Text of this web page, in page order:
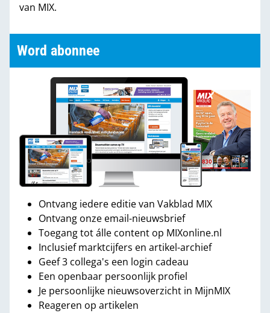
van MIX.
Word abonnee
Ontvang iedere editie van Vakblad MIX
Ontvang onze email-nieuwsbrief
Toegang tot álle content op MIXonline.nl
Inclusief marktcijfers en artikel-archief
Geef 3 collega's een login cadeau
Een openbaar persoonlijk profiel
Je persoonlijke nieuwsoverzicht in MijnMIX
Reageren op artikelen